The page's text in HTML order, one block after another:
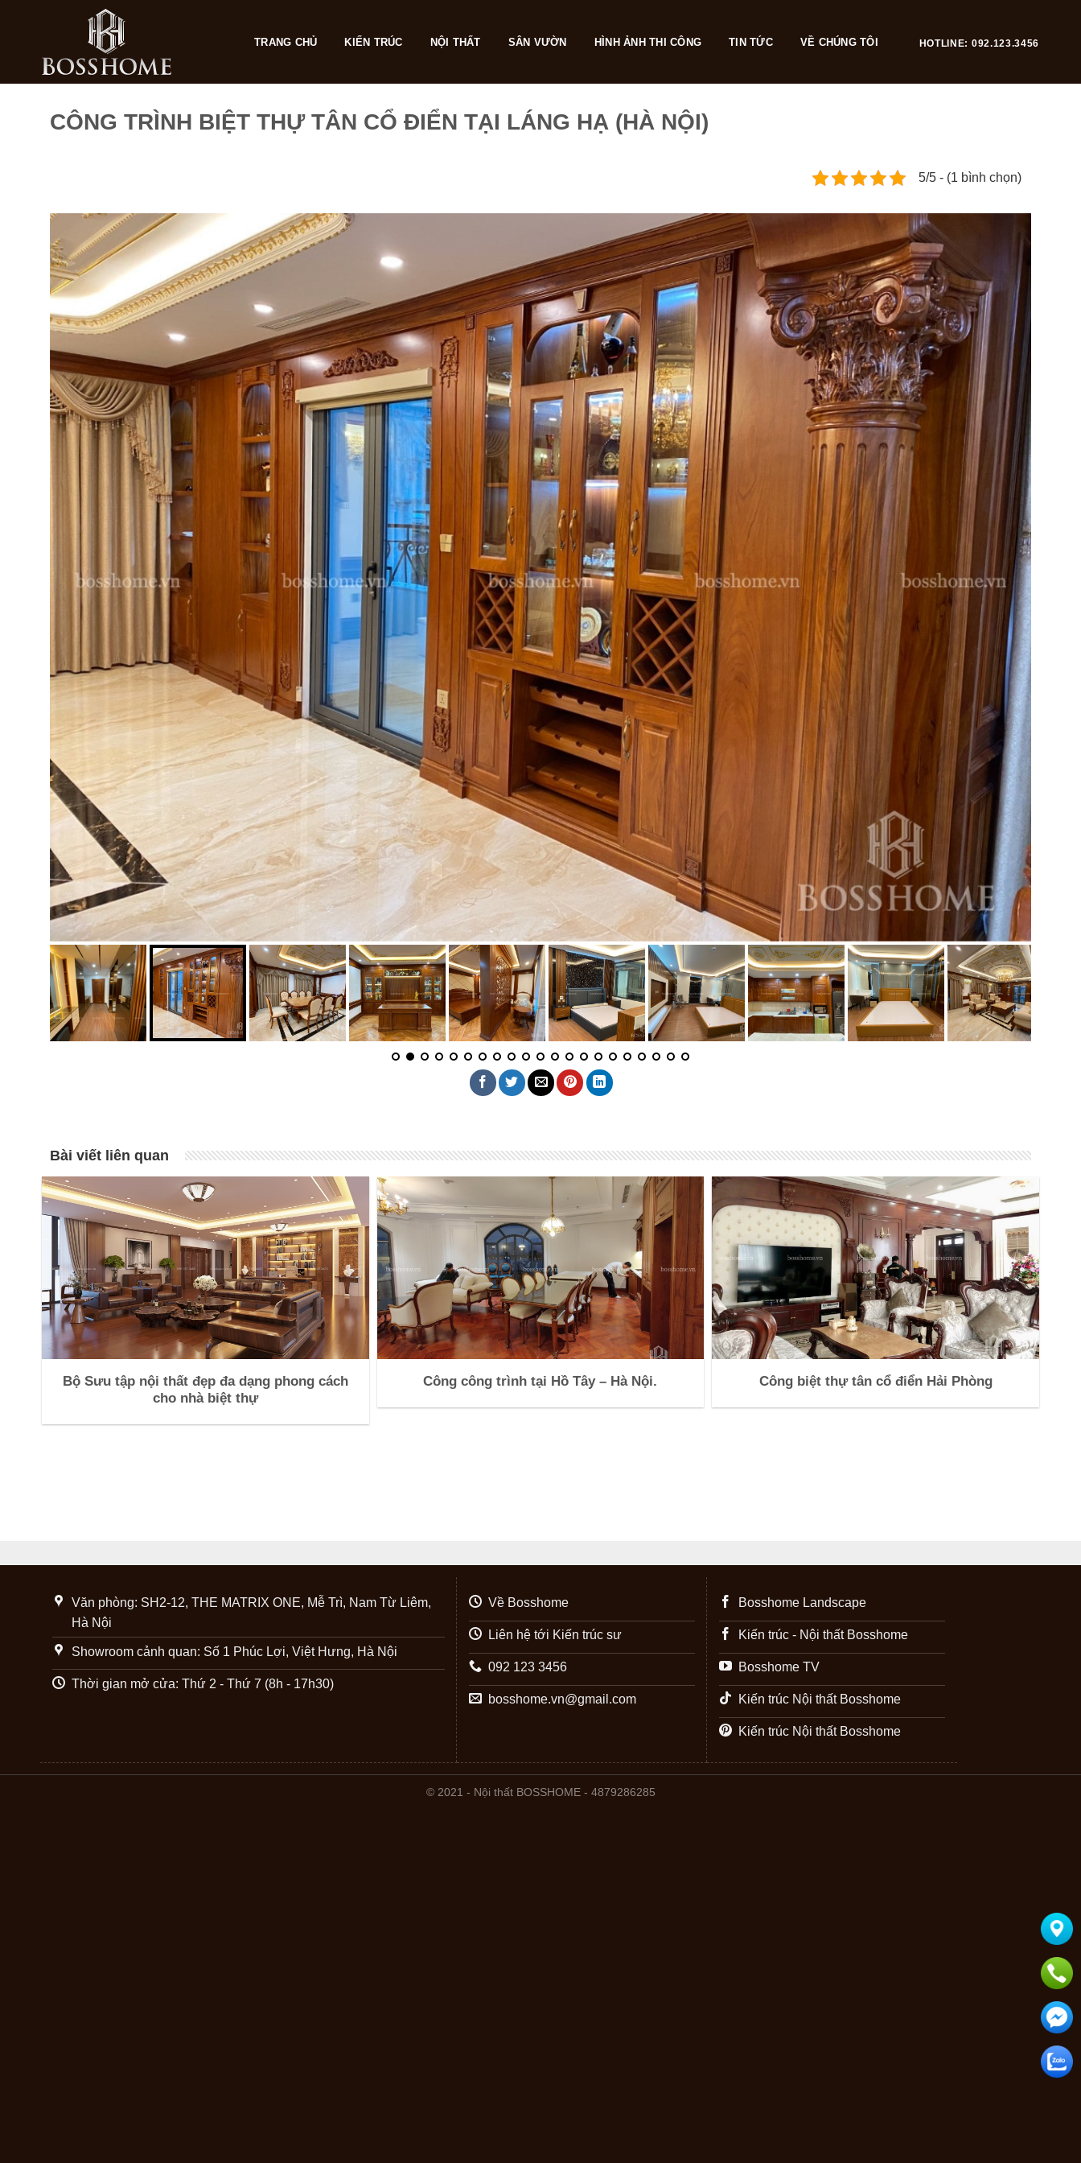
TRANG CHỦ KIẾN TRÚC NỘI THẤT SÂN VƯỜN HÌNH ẢNH THI CÔNG TIN TỨC VỀ CHÚNG TÔI HOTLINE: 092.123.3456
CÔNG TRÌNH BIỆT THỰ TÂN CỔ ĐIỂN TẠI LÁNG HẠ (HÀ NỘI)
5/5 - (1 bình chọn)
Bài viết liên quan
Bộ Sưu tập nội thất đẹp đa dạng phong cách
cho nhà biệt thự
Công công trình tại Hồ Tây – Hà Nội. Công biệt thự tân cổ điển Hải Phòng
Văn phòng: SH2-12, THE MATRIX ONE, Mễ Trì, Nam Từ Liêm,
Hà Nội
Showroom cảnh quan: Số 1 Phúc Lợi, Việt Hưng, Hà Nội
Thời gian mở cửa: Thứ 2 - Thứ 7 (8h - 17h30)
Về Bosshome
Liên hệ tới Kiến trúc sư
092 123 3456
bosshome.vn@gmail.com
Bosshome Landscape
Kiến trúc - Nội thất Bosshome
Bosshome TV
Kiến trúc Nội thất Bosshome
Kiến trúc Nội thất Bosshome
© 2021 - Nội thất BOSSHOME - 4879286285